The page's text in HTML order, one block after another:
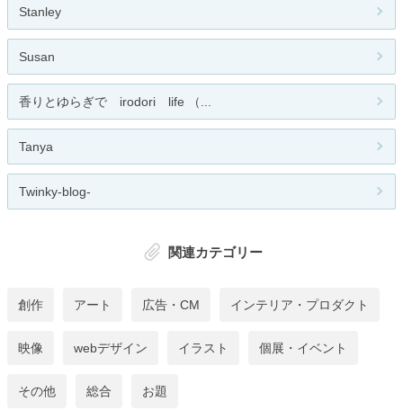
Stanley
Susan
香りとゆらぎで irodori life （...
Tanya
Twinky-blog-
関連カテゴリー
創作 アート 広告・CM インテリア・プロダクト
映像 webデザイン イラスト 個展・イベント
その他 総合 お題